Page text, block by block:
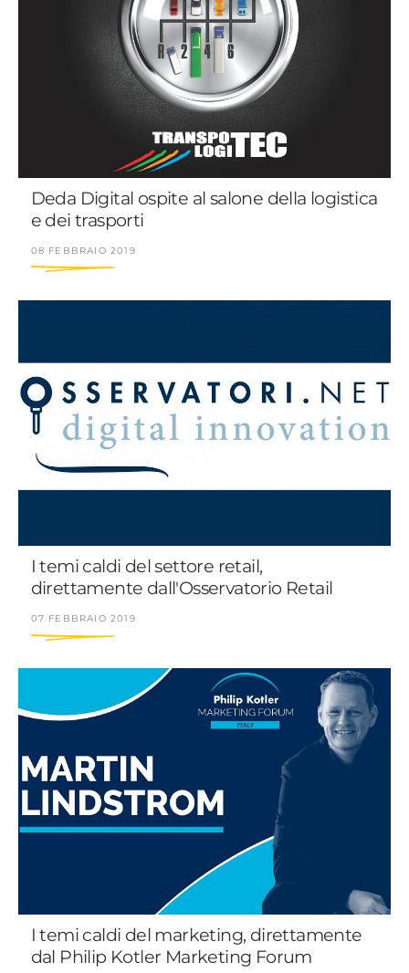
Deda Digital ospite al salone della logistica
e dei trasporti
08 FEBBRAIO 2019
I temi caldi del settore retail,
direttamente dall'Osservatorio Retail
07 FEBBRAIO 2019
I temi caldi del marketing, direttamente
dal Philip Kotler Marketing Forum